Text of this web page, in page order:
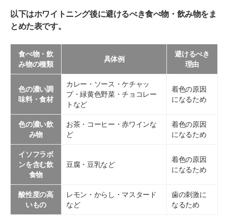
以下はホワイトニング後に避けるべき食べ物・飲み物をま
とめた表です。
食べ物・飲
み物の種類
具体例
避けるべき
理由
色の濃い調
味料・食材
カレー・ソース・ケチャッ
プ・緑黄色野菜・チョコレー
トなど
着色の原因
になるため
色の濃い飲
み物
お茶・コーヒー・赤ワインな
ど
着色の原因
になるため
イソフラボ
ンを含む飲
食物
豆腐・豆乳など
着色の原因
になるため
酸性度の高
いもの
レモン・からし・マスタード
など
歯の刺激に
なるため